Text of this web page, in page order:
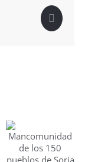
Correo
electrónico